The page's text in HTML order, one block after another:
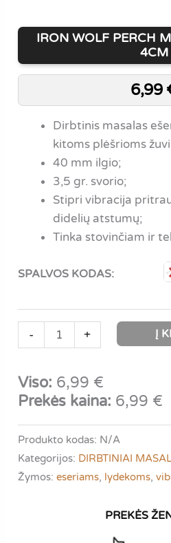
IRON WOLF PERCH
4CM
6,99
Dirbtinis masalas
kitoms plėšrioms
40 mm ilgio;
3,5 gr. svorio;
Stipri vibracija
didelių atstumų;
Tinka stovinčiam ir
SPALVOS KODAS:
-
produkto
kiekis:
Wolf
PERCH
MASTER
|
3.5
gr.
+ Į
Viso: 6,99 €
Prekės kaina: 6,99 €
Produkto kodas: N/A
Kategorijos: DIRBTINIAI
Žymos:eseriams, lydekoms,vib